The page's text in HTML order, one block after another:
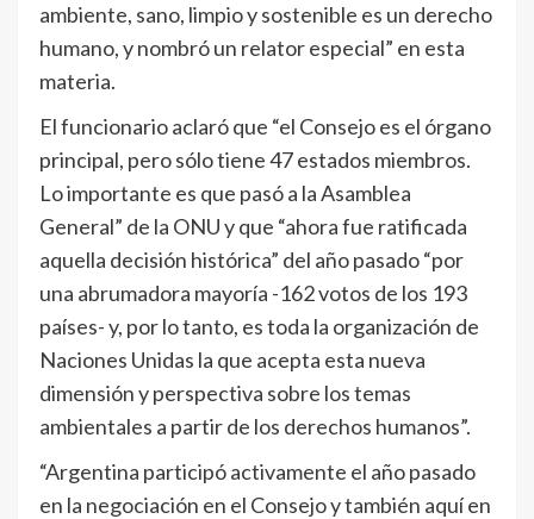
ambiente, sano, limpio y sostenible es un derecho
humano, y nombró un relator especial” en esta
materia.
El funcionario aclaró que “el Consejo es el órgano
principal, pero sólo tiene 47 estados miembros.
Lo importante es que pasó a la Asamblea
General” de la ONU y que “ahora fue ratificada
aquella decisión histórica” del año pasado “por
una abrumadora mayoría -162 votos de los 193
países- y, por lo tanto, es toda la organización de
Naciones Unidas la que acepta esta nueva
dimensión y perspectiva sobre los temas
ambientales a partir de los derechos humanos”.
“Argentina participó activamente el año pasado
en la negociación en el Consejo y también aquí en